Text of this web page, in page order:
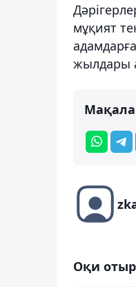
мұқият
жылдары
Оқи